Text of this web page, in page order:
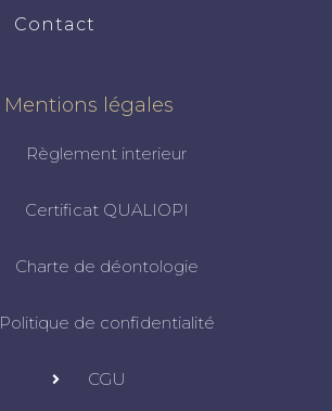
Contact
Mentions légales
Règlement interieur
Certificat QUALIOPI
Charte de déontologie
Politique de confidentialité
CGU